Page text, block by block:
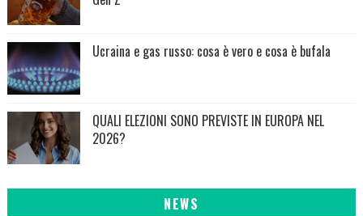
Ucraina e gas russo: cosa è vero e cosa è bufala
QUALI ELEZIONI SONO PREVISTE IN EUROPA NEL
2026?
NEWS